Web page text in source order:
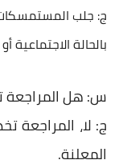
ج: جلب
بالحالة
س: هل المراجعة
ج: لا، المراجعة
المعلنة.